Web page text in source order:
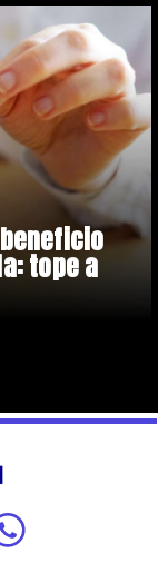
tope a